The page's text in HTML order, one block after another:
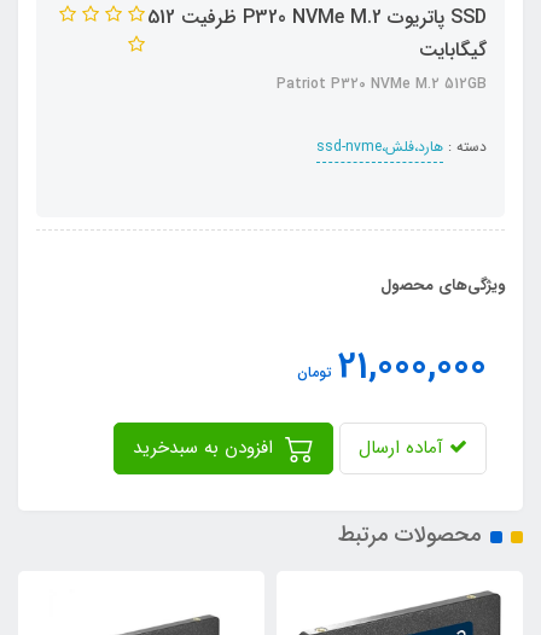
SSD پاتریوت P320 NVMe M.2 ظرفیت 512
گیگابایت
Patriot P320 NVMe M.2 512GB
دسته : هارد،فلش،ssd-nvme
ویژگی‌های محصول
21,000,000 تومان
آماده ارسال
محصولات مرتبط